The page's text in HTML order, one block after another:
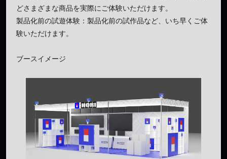
どさまざまな商品を実際にご体験いただけます。
製品化前の試遊体験：製品化前の試作品など、いち早くご体
験いただけます。
ブースイメージ